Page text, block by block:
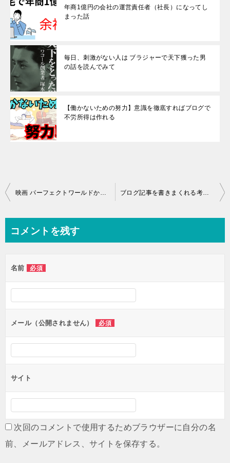
年商1億円の会社の運営責任者（社長）になってし
まった話
毎日、刺激がない人は ブラジャーで天下獲った男
の話を読んでみて
【働かないための努力】意識を徹底すればブログで
不労所得は作れる
投
ビ
ー
シ
ョ
ン
コメントを残す
名前 必須
メール（公開されません） 必須
サイト
次回のコメントで使用するためブラウザーに自分の名
前、メールアドレス、サイトを保存する。